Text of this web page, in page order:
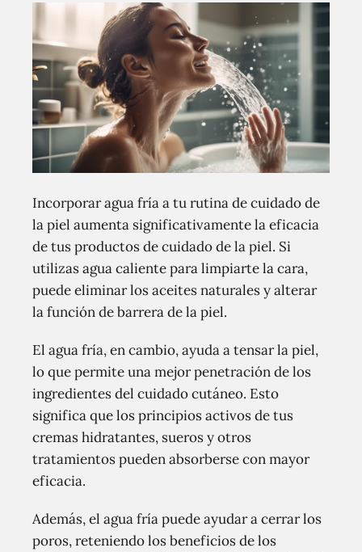
Incorporar agua fría a tu rutina de cuidado de
la piel aumenta significativamente la eficacia
de tus productos de cuidado de la piel. Si
utilizas agua caliente para limpiarte la cara,
puede eliminar los aceites naturales y alterar
la función de barrera de la piel.
El agua fría, en cambio, ayuda a tensar la piel,
lo que permite una mejor penetración de los
ingredientes del cuidado cutáneo. Esto
significa que los principios activos de tus
cremas hidratantes, sueros y otros
tratamientos pueden absorberse con mayor
eficacia.
Además, el agua fría puede ayudar a cerrar los
poros, reteniendo los beneficios de los